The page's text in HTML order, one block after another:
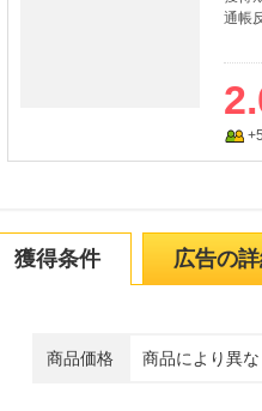
通帳
獲得条件 広告の
商品価格 商品により異